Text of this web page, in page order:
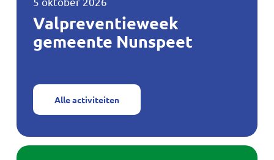
Nunspeet
Valpreventieweek
gemeente Nunspeet
Alle activiteiten